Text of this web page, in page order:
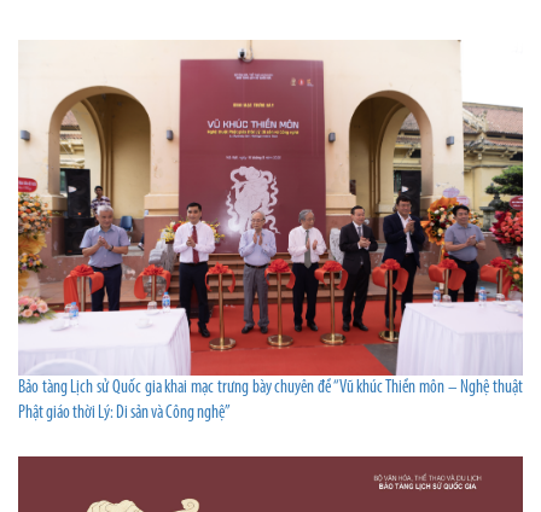
Bảo tàng Lịch sử Quốc gia khai mạc trưng bày chuyên đề “Vũ khúc Thiền môn – Nghệ thuật
Phật giáo thời Lý: Di sản và Công nghệ”